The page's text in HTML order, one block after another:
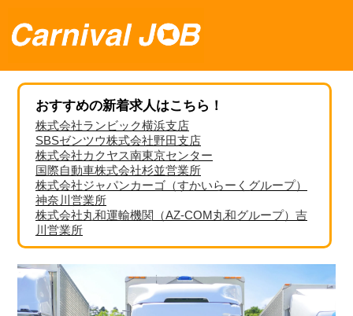
おすすめの新着求人はこちら！
株式会社ランビック横浜支店
SBSゼンツウ株式会社野田支店
株式会社カクヤス南東京センター
国際自動車株式会社杉並営業所
株式会社ジャパンカーゴ（すかいらーくグループ）
神奈川営業所
株式会社丸和運輸機関（AZ-COM丸和グループ）吉
川営業所